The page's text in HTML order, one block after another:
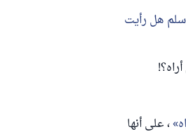
هل رأيت
، على أنها